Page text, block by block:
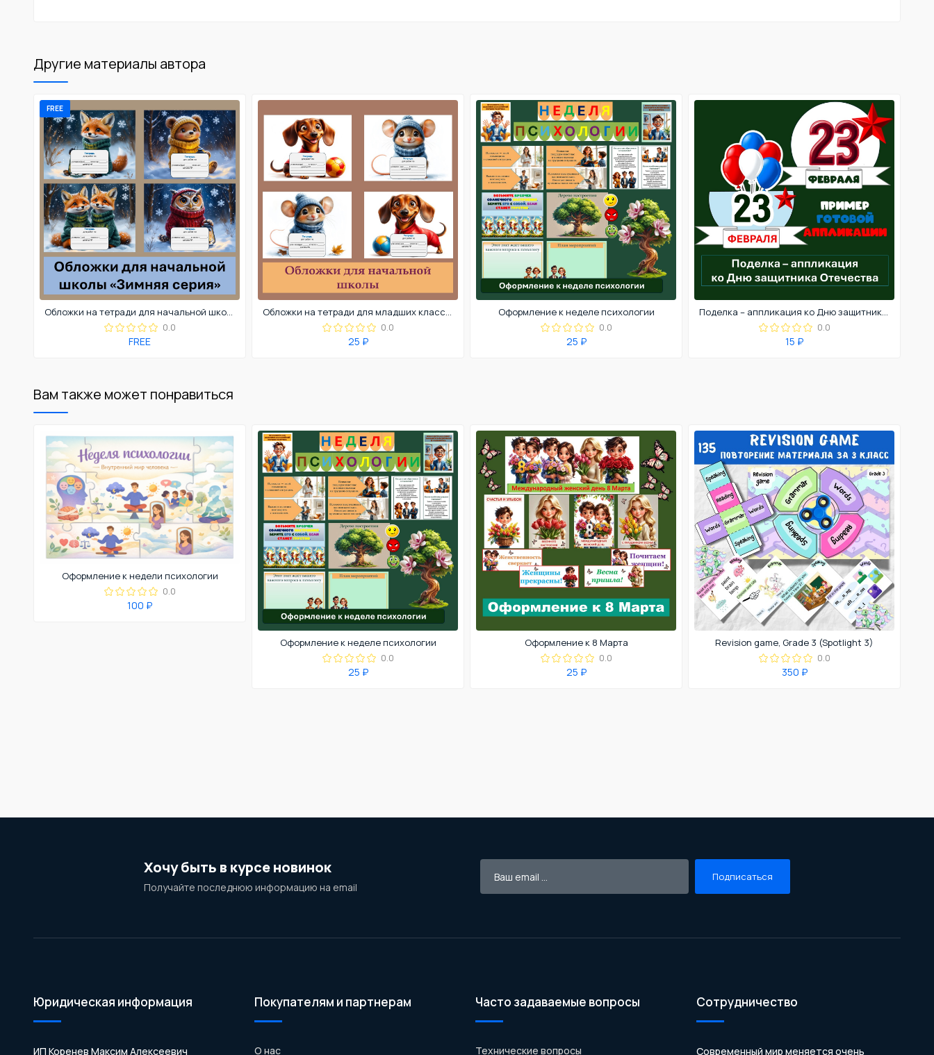
Другие материалы автора
FREE
Обложки на тетради для начальной школы
0.0
FREE
Обложки на тетради для младших классов
0.0
25 ₽
Оформление к неделе психологии
0.0
25 ₽
Поделка – аппликация ко Дню защитника Отечества. 23 февраля
0.0
15 ₽
Вам также может понравиться
Оформление к недели психологии
0.0
100 ₽
Оформление к неделе психологии
0.0
25 ₽
Оформление к 8 Марта
0.0
25 ₽
Revision game, Grade 3 (Spotlight 3)
0.0
350 ₽
Хочу быть в курсе новинок
Получайте последнюю информацию на email
Подписаться
Юридическая информация
ИП Коренев Максим Алексеевич
Покупателям и партнерам
О нас
Часто задаваемые вопросы
Технические вопросы
Сотрудничество
Современный мир меняется очень